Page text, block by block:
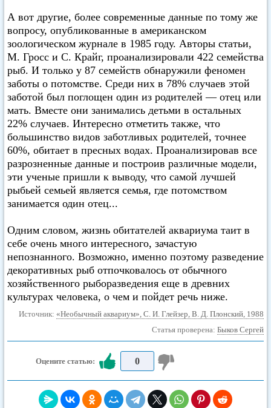
А вот другие, более современные данные по тому же
вопросу, опубликованные в американском
зоологическом журнале в 1985 году. Авторы статьи,
М. Гросс и С. Крайг, проанализировали 422 семейства
рыб. И только у 87 семейств обнаружили феномен
заботы о потомстве. Среди них в 78% случаев этой
заботой был поглощен один из родителей — отец или
мать. Вместе они занимались детьми в остальных
22% случаев. Интересно отметить также, что
большинство видов заботливых родителей, точнее
60%, обитает в пресных водах. Проанализировав все
разрозненные данные и построив различные модели,
эти ученые пришли к выводу, что самой лучшей
рыбьей семьей является семья, где потомством
занимается один отец...
Одним словом, жизнь обитателей аквариума таит в
себе очень много интересного, зачастую
непознанного. Возможно, именно поэтому разведение
декоративных рыб отпочковалось от обычного
хозяйственного рыборазведения еще в древних
культурах человека, о чем и пойдет речь ниже.
Источник: «Необычный аквариум», С. И. Глейзер, В. Д. Плонский, 1988
Статья проверена: Быков Сергей
Оцените статью: 0